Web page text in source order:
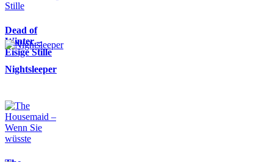
Dead of
Winter –
Eisige Stille
Nightsleeper